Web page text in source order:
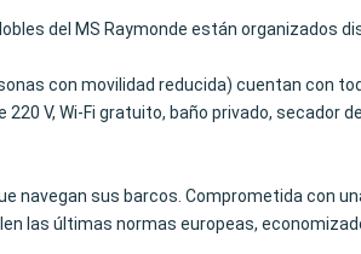
del MS Raymonde están organizados
con movilidad reducida) cuentan con
V, Wi-Fi gratuito, baño privado, secador
navegan sus barcos. Comprometida con
las últimas normas europeas,